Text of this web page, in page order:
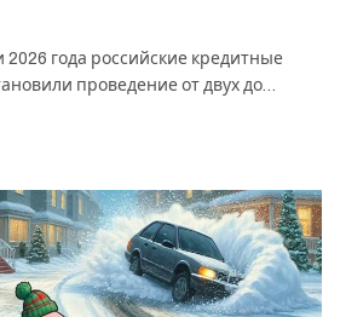
года российские кредитные
проведение от двух до…